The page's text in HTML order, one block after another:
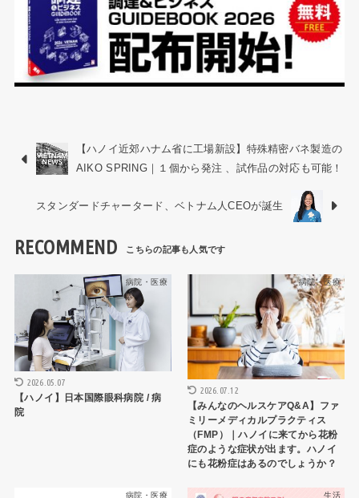
【ハノイ近郊ハナム省に工場新設】特殊精密バネ製造の
AIKO SPRING｜１個から発注 、試作品の対応も可能！
スタンダードチャータード、ベトナム人CEOが誕生
RECOMMEND
病院・医療
2026.05.07
【ハノイ】日本国際眼科病院 / 病
院
病院・医療
2026.07.12
【みんなのヘルスケアQ&A】ファ
ミリーメディカルプラクティス
（FMP）｜ハノイに来てから花粉
症のような症状が出ます。ハノイ
にも花粉症はあるのでしょうか？
病院・医療 生活